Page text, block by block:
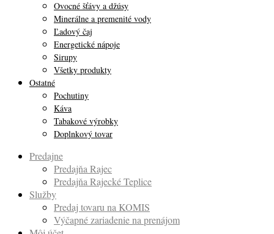
Ovocné šťávy a džúsy
Minerálne a premenité vody
Ľadový čaj
Energetické nápoje
Sirupy
Všetky produkty
Ostatné
Pochutiny
Káva
Tabakové výrobky
Doplnkový tovar
Predajne
Predajňa Rajec
Predajňa Rajecké Teplice
Služby
Predaj tovaru na KOMIS
Výčapné zariadenie na prenájom